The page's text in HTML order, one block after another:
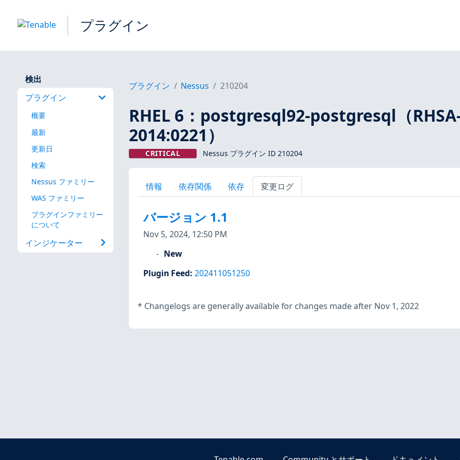
プラグイン
検出
プラグイン
概要
最新
更新日
検索
Nessus ファミリー
WAS ファミリー
プラグインファミリー
について
インジケーター
プラグイン Nessus 210204
RHEL 6：postgresql92-postgresql（
2014:0221）
CRITICAL Nessus プラグイン ID 210204
情報 依存関係 依存 変更ログ
バージョン 1.1
Nov 5, 2024, 12:50 PM
New
Plugin Feed: 202411051250
* Changelogs are generally available for changes made after Nov 1, 2022